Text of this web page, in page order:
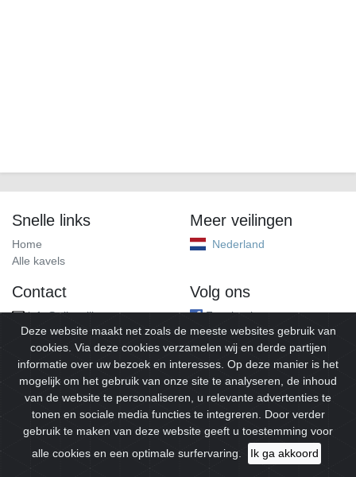
Snelle links
Home
Alle kavels
Meer veilingen
Nederland
Contact
info@alleveilingen.net
Volg ons
Facebook
© 2026Alleveilingen.Alle rechten voorbehouden.
Deze website maakt net zoals de meeste websites gebruik van
cookies. Via deze cookies verzamelen wij en derde partijen
informatie over uw bezoek en interesses. Op deze manier is het
mogelijk om het gebruik van onze site te analyseren, de inhoud
van de website te personaliseren, u relevante advertenties te
tonen en sociale media functies te integreren. Door verder
gebruik te maken van deze website geeft u toestemming voor
alle cookies en een optimale surfervaring.
Ik ga akkoord